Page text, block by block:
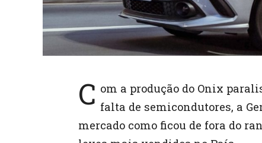
C om a produção do Onix
falta de semicondutores, a
mercado como ficou de fora do